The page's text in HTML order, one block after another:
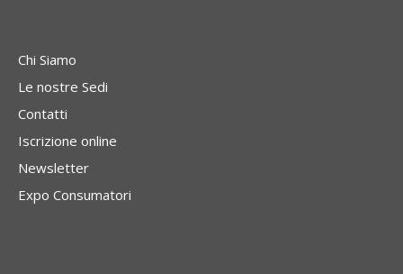
Chi Siamo
Le nostre Sedi
Contatti
Iscrizione online
Newsletter
Expo Consumatori